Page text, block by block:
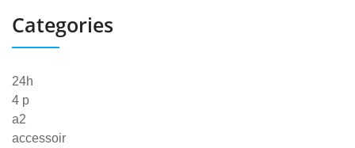
Categories
24h
4 p
a2
accessoir